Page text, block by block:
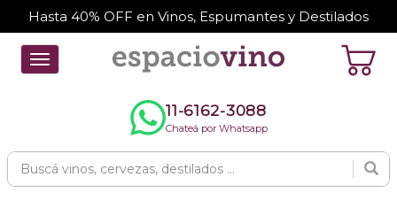
Hasta 40% OFF en Vinos, Espumantes y Destilados
Toggle
navigation
11-6162-3088
Chateá por Whatsapp